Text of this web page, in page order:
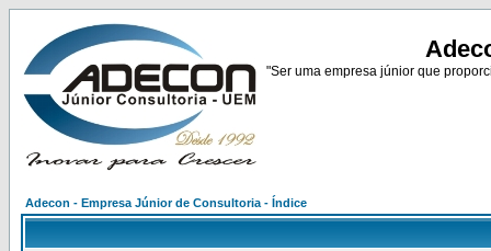
"Ser uma empresa júnior que
Adecon - Empresa Júnior de Consultoria - Índice